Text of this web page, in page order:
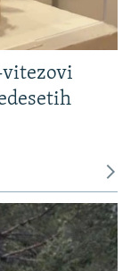
vitezovi